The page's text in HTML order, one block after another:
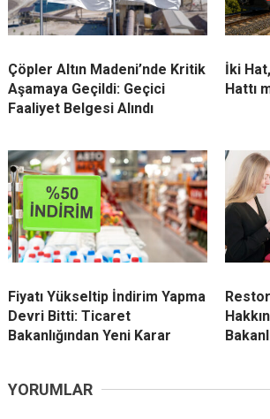
Çöpler Altın Madeni’nde Kritik
Aşamaya Geçildi: Geçici
Faaliyet Belgesi Alındı
İki
Hattı
Fiyatı Yükseltip İndirim Yapma
Devri Bitti: Ticaret
Bakanlığından Yeni Karar
YORUMLAR